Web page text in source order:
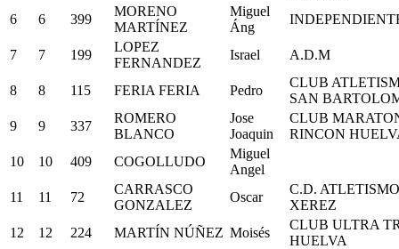
6
6 399
MORENO
MARTÍNEZ
Miguel
Áng
7 7 199
LOPEZ
FERNANDEZ
Israel A.D.M
8 8 115 FERIA FERIA Pedro
CLUB
SAN
9
9 337
ROMERO
BLANCO
Jose
Joaquin
CLUB
RINCON
10
10 409 COGOLLUDO
Miguel
Angel
11
11 72
CARRASCO
GONZALEZ
Oscar
C.D. ATLETISMO
XEREZ
12
12 224 MARTÍN NÚÑEZ Moisés
CLUB ULTRA
HUELVA